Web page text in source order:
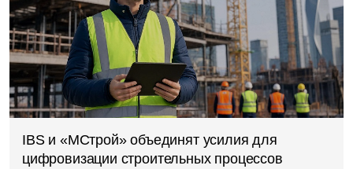
IBS и «МСтрой» объединят усилия для
цифровизации строительных процессов